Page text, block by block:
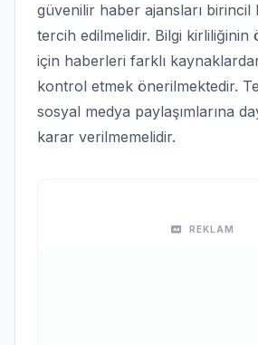
güvenilir haber ajansları
tercih edilmelidir. Bilgi kirliliğinin
için haberleri farklı
kontrol etmek önerilmektedir.
sosyal medya paylaşımlarına
karar verilmemelidir.
REKLAM